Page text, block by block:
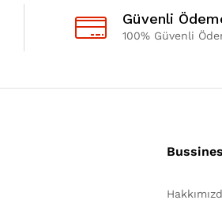
Güvenli
100% Güvenli